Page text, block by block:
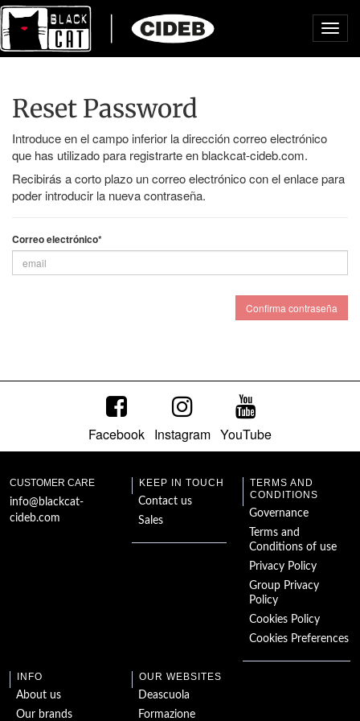
Reset Password
Introduce en el campo inferior la dirección correo electrónico
que has utilizado para registrarte en blackcat-cideb.com.
Recibirás a corto plazo un correo electrónico con el enlace para
poder introducir la nueva contraseña.
Correo electrónico*
Confirma contraseña
Facebook Instagram YouTube